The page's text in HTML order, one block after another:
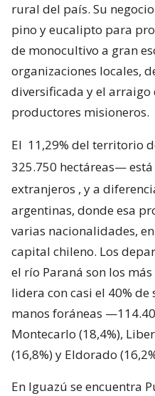
rural del país. Su
pino y eucalipto para
de monocultivo a gran
organizaciones locales,
diversificada y el arraigo
productores misioneros.
El 11,29% del territorio
325.750 hectáreas—
extranjeros , y a
argentinas, donde esa
varias nacionalidades,
capital chileno. Los
el río Paraná son los
lidera con casi el 40%
manos foráneas
Montecarlo (18,4%),
(16,8%) y Eldorado
En Iguazú se encuentra